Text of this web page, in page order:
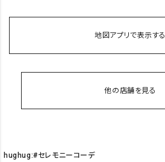
地図アプリで表示する
他の店舗を見る
hughug:#セレモニーコーデ